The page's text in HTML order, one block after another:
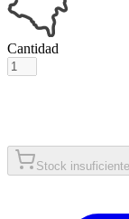
Cantidad
Stock insuficiente